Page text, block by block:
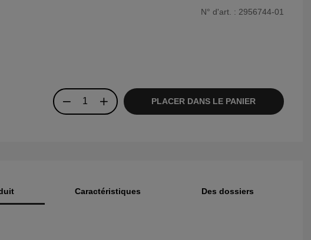
N° d'art. : 2956744-01
PLACER DANS LE PANIER
Caractéristiques Des dossiers